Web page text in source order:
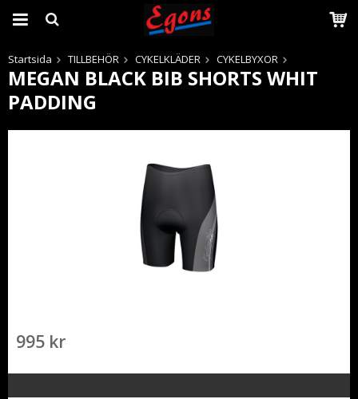
Produkten har blivit tillagd i varukorgen
Startsida TILLBEHÖR CYKELKLÄDER CYKELBYXOR
MEGAN BLACK BIB SHORTS WHIT
PADDING
995 kr